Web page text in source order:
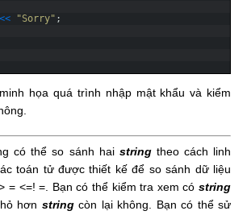
<< "Sorry" ;
họa quá trình nhập mật khẩu và kiểm
có thể so sánh hai string theo cách linh
toán tử được thiết kế để so sánh dữ liệu
= <=! =. Bạn có thể kiểm tra xem có string
hơn stringcòn lại không. Bạn có thể sử